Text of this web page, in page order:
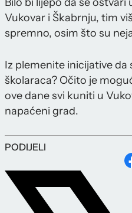
Vukovar i Škabrnju, tim
spremno, osim što su
Iz plemenite inicijative da
školaraca? Očito je
ove dane svi kuniti u
napaćeni grad.
PODIJELI